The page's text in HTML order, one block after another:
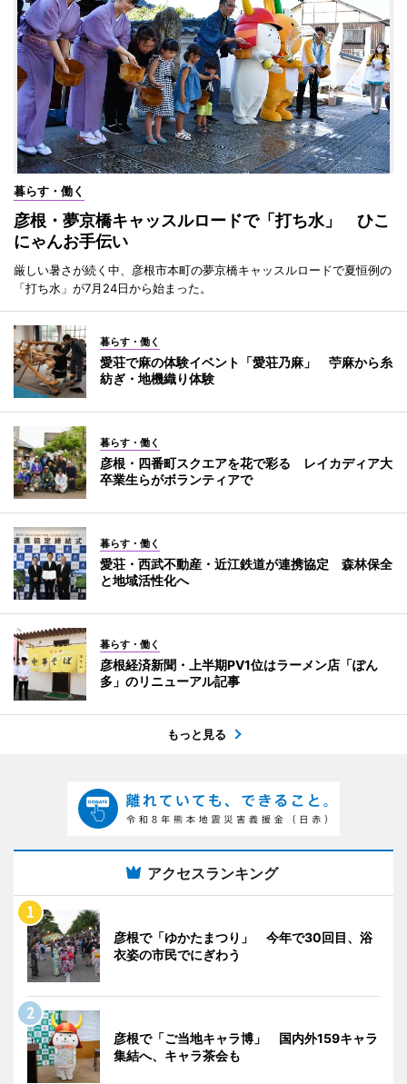
暮らす・働く
彦根・夢京橋キャッスルロードで「打ち水」 ひこ
にゃんお手伝い
厳しい暑さが続く中、彦根市本町の夢京橋キャッスルロードで夏恒例の
「打ち水」が7月24日から始まった。
暮らす・働く
愛荘で麻の体験イベント「愛荘乃麻」 苧麻から糸
紡ぎ・地機織り体験
暮らす・働く
彦根・四番町スクエアを花で彩る レイカディア大
卒業生らがボランティアで
暮らす・働く
愛荘・西武不動産・近江鉄道が連携協定 森林保全
と地域活性化へ
暮らす・働く
彦根経済新聞・上半期PV1位はラーメン店「ぽん
多」のリニューアル記事
もっと見る
アクセスランキング
彦根で「ゆかたまつり」 今年で30回目、浴
衣姿の市民でにぎわう
彦根で「ご当地キャラ博」 国内外159キャラ
集結へ、キャラ茶会も